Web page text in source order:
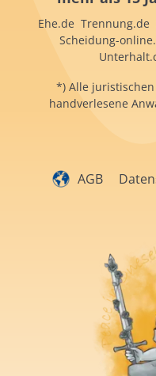
Ehe.de Trennung.de
Scheidung-
*) Alle
handverlesene
AGB